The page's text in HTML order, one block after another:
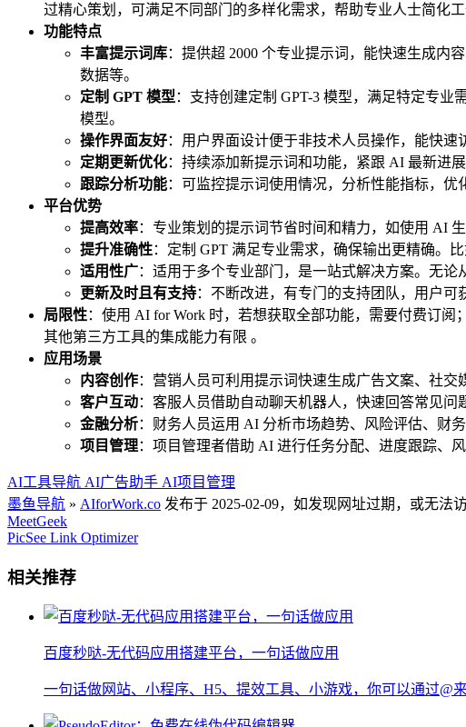
过精心策划，可满足不同部门的多样化需求，帮助专业人士简化
功能特点
丰富提示词库：提供超 2000 个专业提示词，能快速生成内
数据等。
定制 GPT 模型 ：支持创建定制 GPT-3 模型，满足特定专
模型。
操作界面友好：用户界面设计便于非技术人员操作，能快速
定期更新优化：持续添加新提示词和功能，紧跟 AI 最新进
跟踪分析功能：可监控提示词使用情况，分析性能指标，
平台优势
提高效率：专业策划的提示词节省时间和精力，如使用 AI
提升准确性：定制 GPT 满足专业需求，确保输出更精确。
适用性广：适用于多个专业部门，是一站式解决方案。无论
更新及时且有支持：不断改进，有专门的支持团队，用户
局限性：使用 AI for Work 时，若想获取全部功能，需要付费订
其他第三方工具的集成能力有限 。
应用场景
内容创作：营销人员可利用提示词快速生成广告文案、社
客户互动：客服人员借助自动聊天机器人，快速回答常见
金融分析：财务人员运用 AI 分析市场趋势、风险评估、财
项目管理：项目管理者借助 AI 进行任务分配、进度跟踪、
AI工具导航 AI广告助手 AI项目管理
墨鱼导航 » AIforWork.co 发布于 2025-02-09，如发现网址过期，或无法
MeetGeek
PicSee Link Optimizer
相关推荐
百度秒哒-无代码应用搭建平台，一句话做应用
一句话做网站、小程序、H5、提效工具、小游戏，你可以通过@